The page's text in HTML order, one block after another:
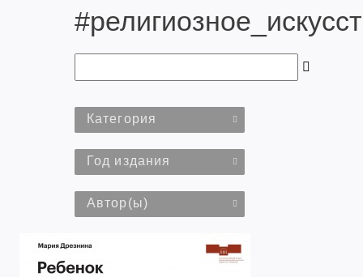
Категория
Год издания
Автор(ы)